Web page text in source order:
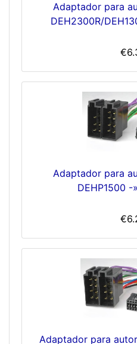
Adaptador para
DEH2300R/
Adaptador para
DEHP1500 -
Adaptador para